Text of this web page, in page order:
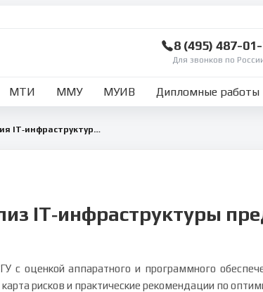
8 (495) 487-
Для звонков по
МТИ ММУ МУИВ Дипломные работы
Анализ состояния и перспектив развития IT‑инфраструктуры предприятия
IT‑инфраструктуры
с оценкой аппаратного и программного
рисков и практические рекомендации по